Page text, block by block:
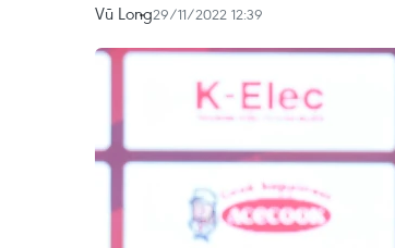
Vũ Long29/11/2022 12:39